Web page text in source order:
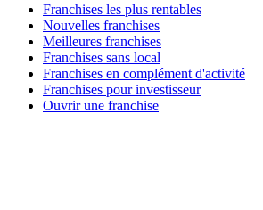
Franchises les plus rentables
Nouvelles franchises
Meilleures franchises
Franchises sans local
Franchises en complément d'activité
Franchises pour investisseur
Ouvrir une franchise